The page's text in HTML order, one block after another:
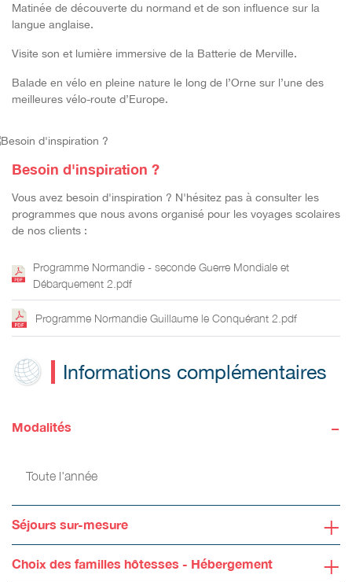
Matinée de découverte du normand et de son influence sur la
langue anglaise.
Visite son et lumière immersive de la Batterie de Merville.
Balade en vélo en pleine nature le long de l’Orne sur l’une des
meilleures vélo-route d’Europe.
Besoin d'inspiration ?
Vous avez besoin d'inspiration ? N'hésitez pas à consulter les
programmes que nous avons organisé pour les voyages scolaires
de nos clients :
Programme Normandie - seconde Guerre Mondiale et
Débarquement 2.pdf
Programme Normandie Guillaume le Conquérant 2.pdf
Informations complémentaires
Modalités -
Toute l'année
Séjours sur-mesure +
Choix des familles hôtesses - Hébergement +